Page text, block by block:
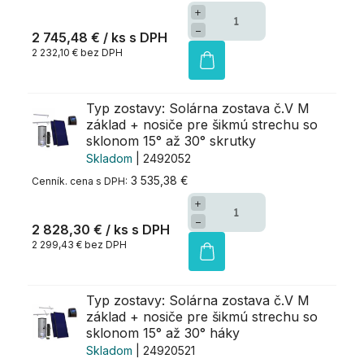
2 745,48 € / ks
2 232,10 € bez DPH
+
−
Typ zostavy: Solárna zostava č.V M
základ + nosiče pre šikmú strechu so
sklonom 15° až 30° skrutky
Skladom
| 2492052
3 535,38 €
2 828,30 € / ks
2 299,43 € bez DPH
+
−
Typ zostavy: Solárna zostava č.V M
základ + nosiče pre šikmú strechu so
sklonom 15° až 30° háky
Skladom
| 24920521